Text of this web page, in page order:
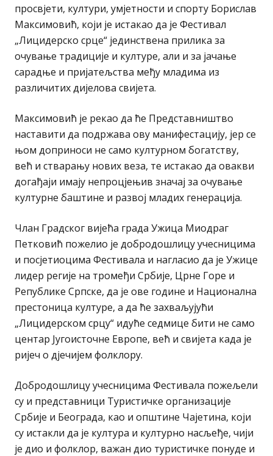
просвјети, култури, умјетности и спорту Борислав
Максимовић, који је истакао да је Фестивал
„Лицидерско срце“ јединствена прилика за
очување традиције и културе, али и за јачање
сарадње и пријатељства међу младима из
различитих дијелова свијета.
Максимовић је рекао да ће Представништво
наставити да подржава ову манифестацију, јер се
њом доприноси не само културном богатству,
већ и стварању нових веза, те истакао да овакви
догађаји имају непроцјењив значај за очување
културне баштине и развој младих генерација.
Члан Градског вијећа града Ужица Миодраг
Петковић пожелио је добродошлицу учесницима
и посјетиоцима Фестивала и нагласио да је Ужице
лидер регије на тромеђи Србије, Црне Горе и
Републике Српске, да је ове године и Национална
престоница културе, а да ће захваљујући
„Лицидерском срцу“ идуће седмице бити не само
центар Југоисточне Европе, већ и свијета када је
ријеч о дјечијем фолклору.
Добродошлицу учесницима Фестивала пожељели
су и представници Туристичке организације
Србије и Београда, као и општине Чајетина, који
су истакли да је култура и културно насљеђе, чији
је дио и фолклор, важан дио туристичке понуде и